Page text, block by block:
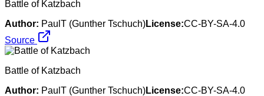
Battle of Katzbach
Author: PaulT (Gunther Tschuch)License:CC-BY-SA-4.0
Source
Battle of Katzbach
Author: PaulT (Gunther Tschuch)License:CC-BY-SA-4.0